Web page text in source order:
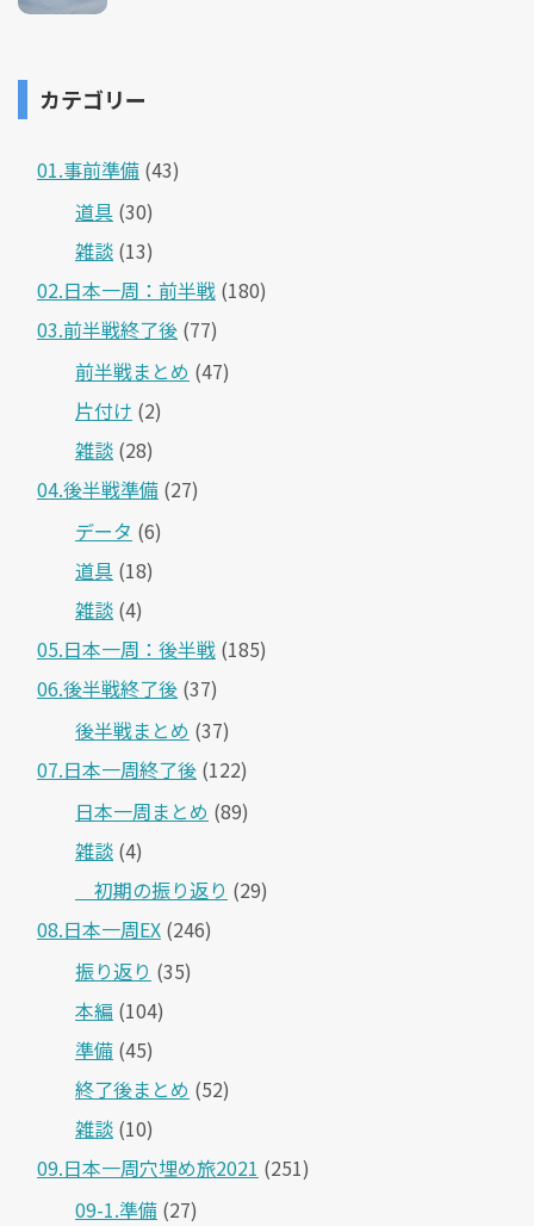
カテゴリー
01.事前準備 (43)
道具 (30)
雑談 (13)
02.日本一周：前半戦 (180)
03.前半戦終了後 (77)
前半戦まとめ (47)
片付け (2)
雑談 (28)
04.後半戦準備 (27)
データ (6)
道具 (18)
雑談 (4)
05.日本一周：後半戦 (185)
06.後半戦終了後 (37)
後半戦まとめ (37)
07.日本一周終了後 (122)
日本一周まとめ (89)
雑談 (4)
＿初期の振り返り (29)
08.日本一周EX (246)
振り返り (35)
本編 (104)
準備 (45)
終了後まとめ (52)
雑談 (10)
09.日本一周穴埋め旅2021 (251)
09-1.準備 (27)